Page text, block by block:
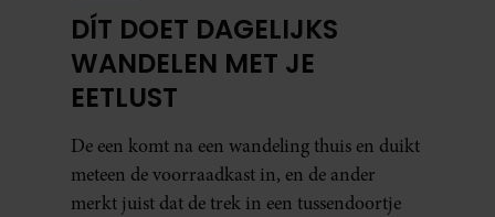
DÍT DOET DAGELIJKS
WANDELEN MET JE
EETLUST
De een komt na een wandeling thuis en duikt
meteen de voorraadkast in, en de ander
merkt juist dat de trek in een tussendoortje